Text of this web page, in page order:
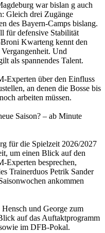
war bislan g auch
Gleich drei Zugänge
des Bayern-Camps bislang.
für defensive Stabilität
Kwarteng kennt den
Und
als spannendes Talent.
Experten über den Einfluss
an denen die Bosse bis
arbeiten müssen.
Saison? – ab Minute
für die Spielzeit 2026/2027
um einen Blick auf den
Experten besprechen,
Trainerduos Petrik Sander
ankommen
und George zum
auf das Auftaktprogramm
im DFB-Pokal.